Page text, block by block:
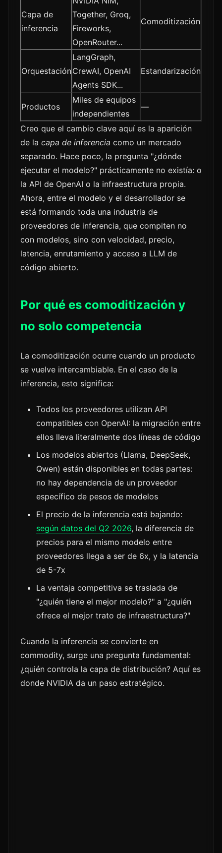
Capa de
inferencia
Together, Groq,
Fireworks,
OpenRouter...
Comoditización
Orquestación
LangGraph,
CrewAI, OpenAI
Agents SDK...
Estandarización
Productos
Miles de equipos
independientes
—
Creo que el cambio clave aquí es la aparición
de la capa de inferencia como un mercado
separado. Hace poco, la pregunta "¿dónde
ejecutar el modelo?" prácticamente no existía: o
la API de OpenAI o la infraestructura propia.
Ahora, entre el modelo y el desarrollador se
está formando toda una industria de
proveedores de inferencia, que compiten no
con modelos, sino con velocidad, precio,
latencia, enrutamiento y acceso a LLM de
código abierto.
Por qué es comoditización y
no solo competencia
La comoditización ocurre cuando un producto
se vuelve intercambiable. En el caso de la
inferencia, esto significa:
Todos los proveedores utilizan API
compatibles con OpenAI: la migración entre
ellos lleva literalmente dos líneas de código
Los modelos abiertos (Llama, DeepSeek,
Qwen) están disponibles en todas partes:
no hay dependencia de un proveedor
específico de pesos de modelos
El precio de la inferencia está bajando:
según datos del Q2 2026, la diferencia de
precios para el mismo modelo entre
proveedores llega a ser de 6x, y la latencia
de 5-7x
La ventaja competitiva se traslada de
"¿quién tiene el mejor modelo?" a "¿quién
ofrece el mejor trato de infraestructura?"
Cuando la inferencia se convierte en
commodity, surge una pregunta fundamental:
¿quién controla la capa de distribución? Aquí es
donde NVIDIA da un paso estratégico.